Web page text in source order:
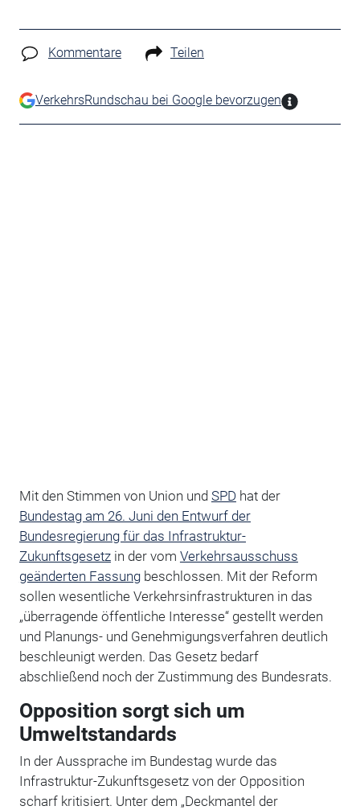
Kommentare Teilen
VerkehrsRundschau bei Google bevorzugen
Mit den Stimmen von Union und SPD hat der
Bundestag am 26. Juni den Entwurf der
Bundesregierung für das Infrastruktur-
Zukunftsgesetzin der vom Verkehrsausschuss
geänderten Fassungbeschlossen. Mit der Reform
sollen wesentliche Verkehrsinfrastrukturen in das
„überragende öffentliche Interesse“ gestellt werden
und Planungs- und Genehmigungsverfahren deutlich
beschleunigt werden. Das Gesetz bedarf
abschließend noch der Zustimmung des Bundesrats.
Opposition sorgt sich um
Umweltstandards
In der Aussprache im Bundestag wurde das
Infrastruktur-Zukunftsgesetz von der Opposition
scharf kritisiert. Unter dem „Deckmantel der